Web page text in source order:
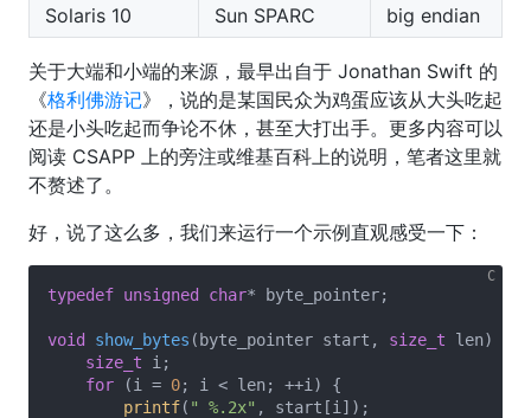
Solaris 10
Sun SPARC big endian
关于大端和小端的来源，最早出自于 Jonathan Swift 的
《格利佛游记》，说的是某国民众为鸡蛋应该从大头吃起
还是小头吃起而争论不休，甚至大打出手。更多内容可以
阅读 CSAPP 上的旁注或维基百科上的说明，笔者这里就
不赘述了。
好，说了这么多，我们来运行一个示例直观感受一下：
typedef unsigned char* byte_pointer;
void show_bytes (byte_pointer start, size_t len)
size_t i;
for (i = 0; i < len; ++i) {
printf( " %.2x" , start[i]);